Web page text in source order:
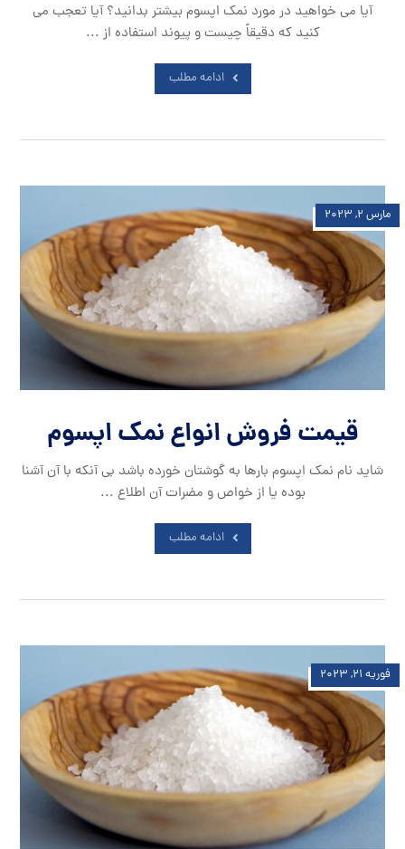
آیا می خواهید در مورد نمک اپسوم بیشتر بدانید؟ آیا تعجب می
کنید که دقیقاً چیست و پیوند استفاده از ...
ادامه مطلب
قیمت فروش انواع نمک اپسوم
مارس ۲, ۲۰۲۳
شاید نام نمک اپسوم بارها به گوشتان خورده باشد بی آنکه با آن آشنا
بوده یا از خواص و مضرات آن اطلاع ...
ادامه مطلب
فوریه ۲۱, ۲۰۲۳